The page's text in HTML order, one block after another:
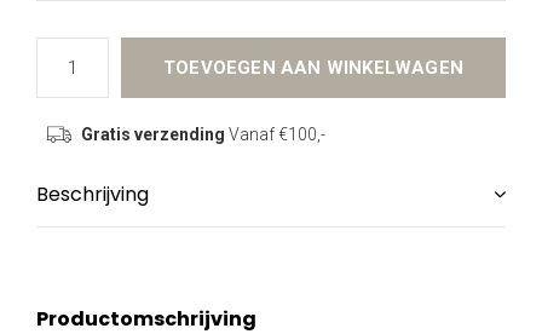
TOEVOEGEN AAN WINKELWAGEN
Gratis verzending Vanaf €100,-
Beschrijving
Productomschrijving